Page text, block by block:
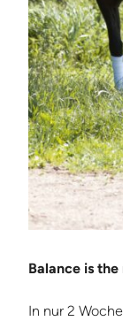
Balance is
In nur 2